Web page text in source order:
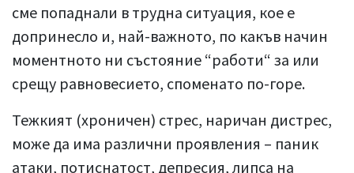
сме попаднали в трудна ситуация, кое е
допринесло и, най-важното, по какъв начин
моментното ни състояние “работи“ за или
срещу равновесието, споменато по-горе.
Тежкият (хроничен) стрес, наричан дистрес,
може да има различни проявления – паник
атаки, потиснатост, депресия, липса на